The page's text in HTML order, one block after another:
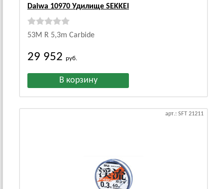
Daiwa 10970 Удилище SEKKEI
53M R 5,3m Carbide
29 952 руб.
арт.: SFT 21211